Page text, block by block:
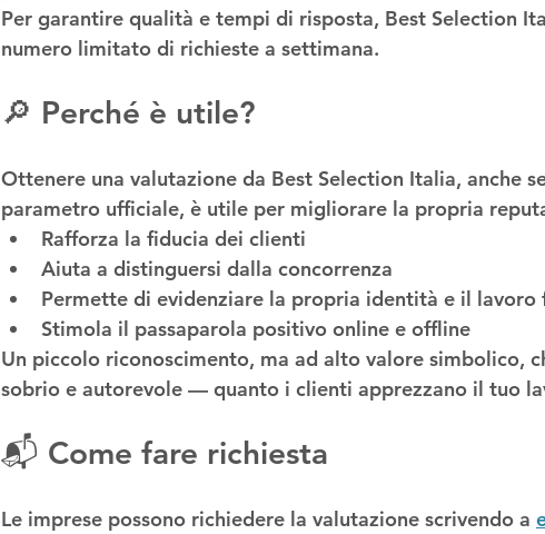
Per garantire qualità e tempi di risposta, Best Selection
numero limitato di richieste a settimana.
🔎 Perché è utile?
Ottenere una valutazione da Best Selection Italia, anche
parametro ufficiale, è utile per migliorare la propria
Rafforza la fiducia dei clienti
Aiuta a distinguersi dalla concorrenza
Permette di evidenziare la propria identità e il lavoro
Stimola il passaparola positivo online e offline
Un piccolo riconoscimento, ma ad alto valore simbolico,
sobrio e autorevole — quanto i clienti apprezzano il tuo
📬 Come fare richiesta
Le imprese possono richiedere la valutazione scrivendo a